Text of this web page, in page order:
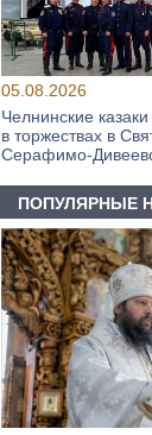
05.08.2026
Челнинские
в торжествах в
ПОПУЛЯРНЫЕ